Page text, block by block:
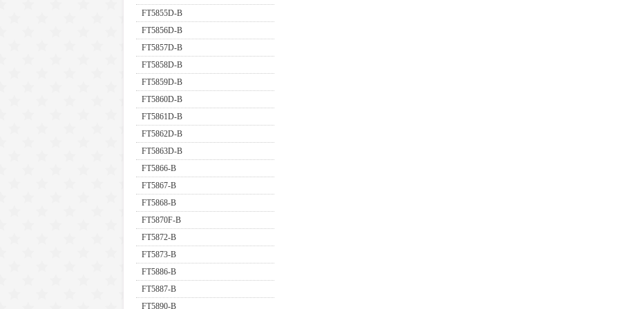
FT5855D-B
FT5856D-B
FT5857D-B
FT5858D-B
FT5859D-B
FT5860D-B
FT5861D-B
FT5862D-B
FT5863D-B
FT5866-B
FT5867-B
FT5868-B
FT5870F-B
FT5872-B
FT5873-B
FT5886-B
FT5887-B
FT5890-B